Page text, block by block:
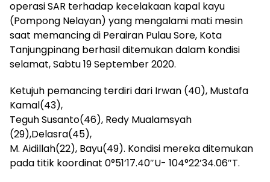
operasi SAR terhadap kecelakaan kapal kayu
(Pompong Nelayan) yang mengalami mati mesin
saat memancing di Perairan Pulau Sore, Kota
Tanjungpinang berhasil ditemukan dalam kondisi
selamat, Sabtu 19 September 2020.
Ketujuh pemancing terdiri dari Irwan (40), Mustafa
Kamal(43),
Teguh Susanto(46), Redy Mualamsyah
(29),Delasra(45),
M. Aidillah(22), Bayu(49). Kondisi mereka ditemukan
pada titik koordinat 0°51’17.40″U- 104°22’34.06″T.